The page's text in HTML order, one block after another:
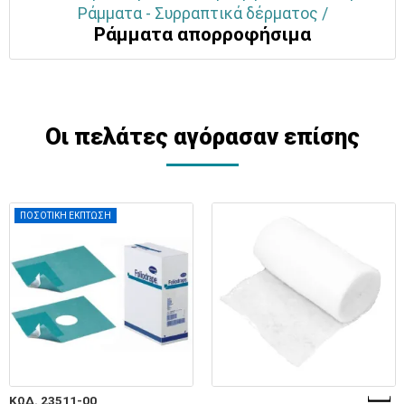
Ράμματα - Συρραπτικά δέρματος /
Ράμματα απορροφήσιμα
Οι πελάτες αγόρασαν επίσης
ΠΟΣΟΤΙΚΗ ΕΚΠΤΩΣΗ
ΚΩΔ. 23511-00